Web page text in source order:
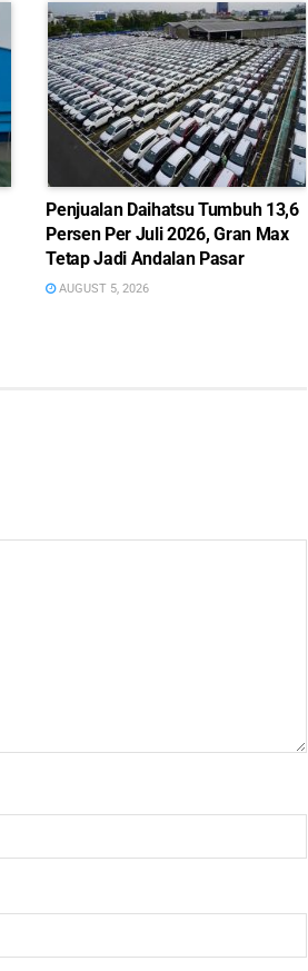
Penjualan Daihatsu Tumbuh 13,6
Persen Per Juli 2026, Gran Max
Tetap Jadi Andalan Pasar
AUGUST 5, 2026